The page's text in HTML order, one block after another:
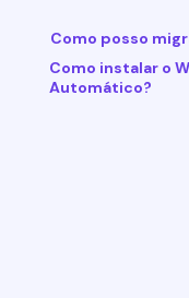
Como posso
Como instalar o
Automático?